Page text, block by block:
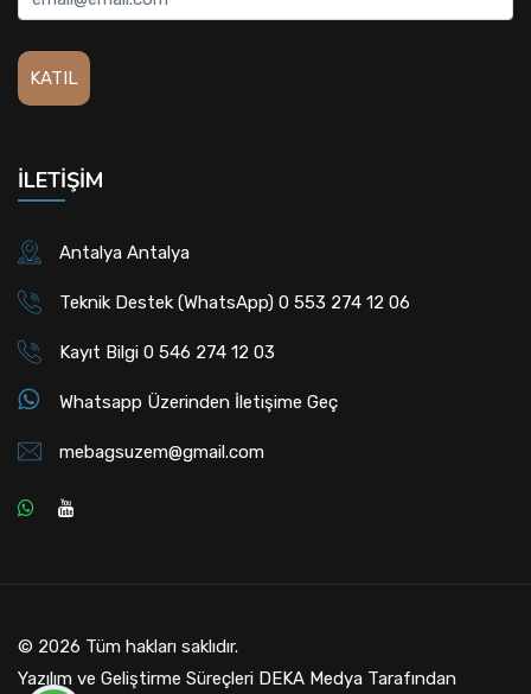
İLETIŞIM
Antalya Antalya
Teknik Destek (WhatsApp) 0 553 274 12 06
Kayıt Bilgi 0 546 274 12 03
Whatsapp Üzerinden İletişime Geç
mebagsuzem@gmail.com
© 2026 Tüm hakları saklıdır.
Yazılım ve Geliştirme Süreçleri DEKA Medya Tarafından